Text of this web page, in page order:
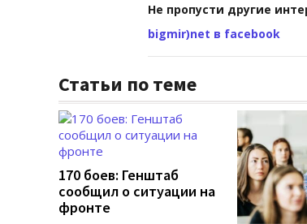
Не пропусти другие
bigmir)net в facebook
Статьи по теме
170 боев: Генштаб
сообщил о ситуации на
фронте